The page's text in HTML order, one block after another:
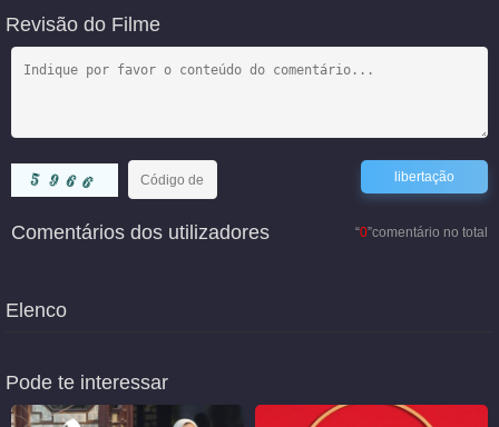
Revisão do Filme
“0”comentário no total
Comentários dos utilizadores
Elenco
Pode te interessar